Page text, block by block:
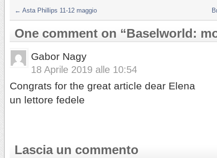
← Asta Phillips 11-12 maggio
One comment on “Baselworld:
Gabor Nagy
18 Aprile 2019 alle 10:54
Congrats for the great article dear Elena
un lettore fedele
Lascia un commento